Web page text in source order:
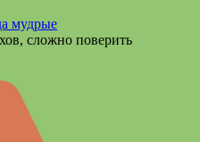
мудрые
сложно поверить